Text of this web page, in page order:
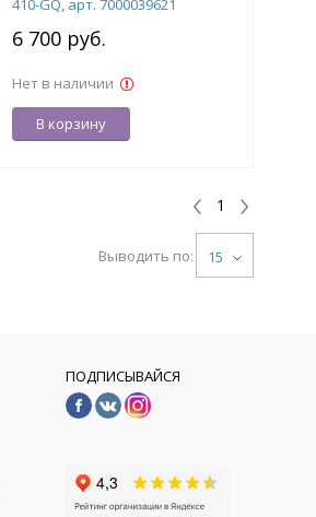
410-GQ, арт. 7000039621
6 700 руб.
Нет в наличии
В корзину
1
Выводить по: 15
ПОДПИСЫВАЙСЯ